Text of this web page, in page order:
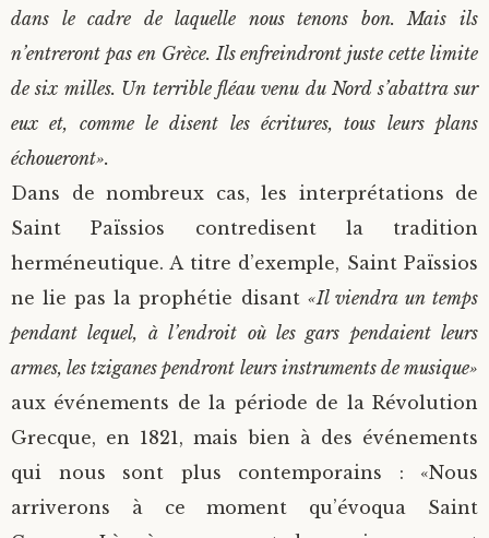
dans le cadre de laquelle nous tenons bon. Mais ils
n’entreront pas en Grèce. Ils enfreindront juste cette limite
de six milles. Un terrible fléau venu du Nord s’abattra sur
eux et, comme le disent les écritures, tous leurs plans
échoueront».
Dans de nombreux cas, les interprétations de
Saint Païssios contredisent la tradition
herméneutique. A titre d’exemple, Saint Païssios
ne lie pas la prophétie disant «Il viendra un temps
pendant lequel, à l’endroit où les gars pendaient leurs
armes, les tziganes pendront leurs instruments de musique»
aux événements de la période de la Révolution
Grecque, en 1821, mais bien à des événements
qui nous sont plus contemporains : «Nous
arriverons à ce moment qu’évoqua Saint